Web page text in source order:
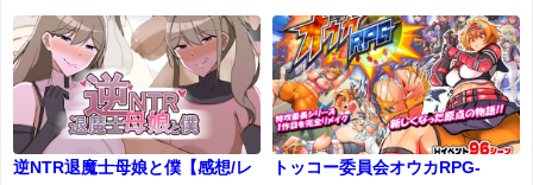
逆NTR退魔士母娘と僕【感想/レ
トッコー委員会オウカRPG-